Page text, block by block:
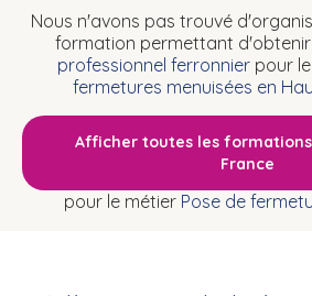
Nous n'avons pas trouvé
formation permettant
professionnel ferronnier pour
fermetures menuisées en
Afficher toutes les
France
pour le métier Pose de